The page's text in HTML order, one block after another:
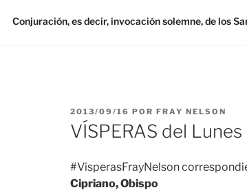
Conjuración, es decir, invocación solemne, de los
PUBLICADO
EL
2013/09/16 POR FRAY NELSON
VÍSPERAS del
#VisperasFrayNelson
Cipriano, Obispo